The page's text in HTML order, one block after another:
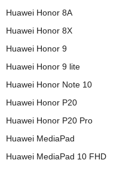
Huawei Honor 8A
Huawei Honor 8X
Huawei Honor 9
Huawei Honor 9 lite
Huawei Honor Note 10
Huawei Honor P20
Huawei Honor P20 Pro
Huawei MediaPad
Huawei MediaPad 10 FHD